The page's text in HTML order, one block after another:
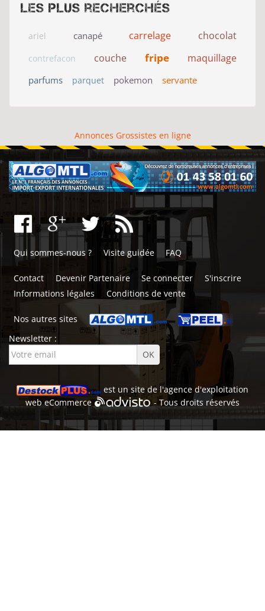
Les plus recherchés
ariel canapé carrelage chocolat
contrefacon couche fripe maquillage
parfums parquet pokemon servante
Annonces Grossistes en ligne
Qui sommes-nous ? Visite guidée FAQ
Contact Devenir Partenaire Se connecter
S'inscrire
Informations légales
Conditions de vente
Nos autres sites
Newsletter :
est un site de l'agence d'exploitation
webeCommerce - Tous droits réservés